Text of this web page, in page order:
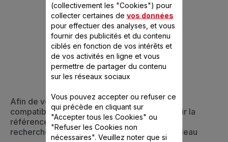
CONÇU POUR 2
PRODUIT(S)
Afin de vous assurer que cet article est bien
compatible avec votre appareil, veuillez saisir la
référence de votre produit dans la barre de
recherche ci-dessous ou vous référer au tableau
(collectivement les "Cookies") pour
collecter certaines de vos données
pour effectuer des analyses, et vous
fournir des publicités et du contenu
ciblés en fonction de vos intérêts et
de vos activités en ligne et vous
permettre de partager du contenu
sur les réseaux sociaux
Vous pouvez accepter ou refuser ce
qui précède en cliquant sur
"Accepter tous les Cookies" ou
"Refuser les Cookies non
nécessaires". Veuillez noter que si